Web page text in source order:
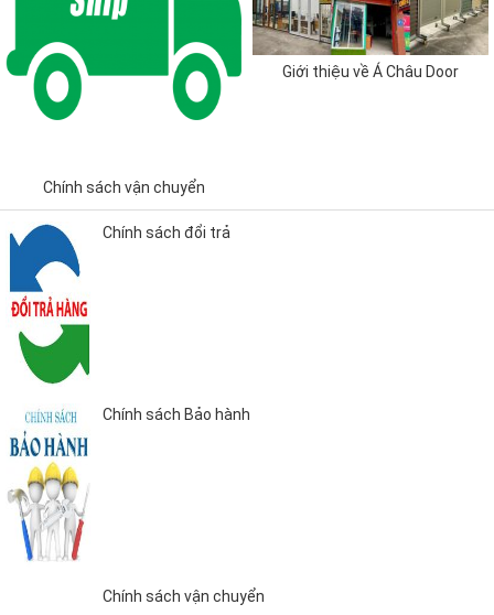
Chính sách vận chuyển
Giới thiệu về Á Châu Door
Chính sách đổi trả
Chính sách Bảo hành
Chính sách vận chuyển